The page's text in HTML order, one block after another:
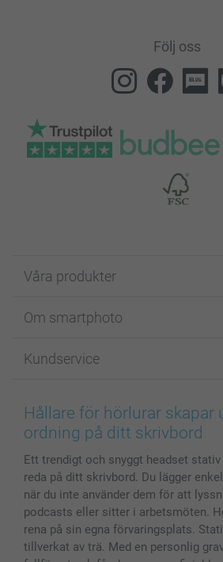
Följ oss
Våra produkter
Fotokort
Fotoböcker
Bilder, Fotoförstoring & Fotohäften
Skal till Mobil & Surfplatta
Fotoalmanackor & Fotoagenda
Fotoramar & Tillbehör
Presentkort
Alla fotoprodukter
Om smartphoto
För affiliates
Cookie Policy
Sitemap
Investor Relations
Kundservice
smartgaranti
smartbonus
Status på beställningar
Hållare för hörlurar skapar
ordning på ditt skrivbord
Ett trendigt och snyggt headset
reda på ditt skrivbord. Du lägger
när du inte använder dem för att
podcasts eller sitter i arbetsmöten.
rena på sin egna förvaringsplats.
tillverkat av trä. Med en personlig